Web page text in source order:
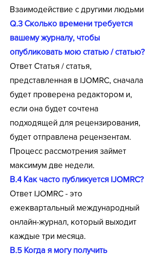
Взаимодействие с другими людьми
Q.3 Сколько времени требуется
вашему журналу, чтобы
опубликовать мою статью / статью?
Ответ Статья / статья,
представленная в IJOMRC, сначала
будет проверена редактором и,
если она будет сочтена
подходящей для рецензирования,
будет отправлена ​​рецензентам.
Процесс рассмотрения займет
максимум две недели.
В.4 Как часто публикуется IJOMRC?
Ответ IJOMRC - это
ежеквартальный международный
онлайн-журнал, который выходит
каждые три месяца.
В.5 Когда я могу получить